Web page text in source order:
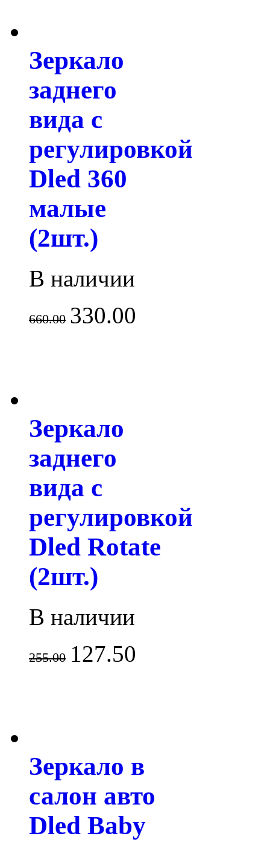
Зеркало
заднего
вида с
регулировкой
Dled 360
малые
(2шт.)
В наличии
660.00 330.00
Зеркало
заднего
вида с
регулировкой
Dled Rotate
(2шт.)
В наличии
255.00 127.50
Зеркало в
салон авто
Dled Baby